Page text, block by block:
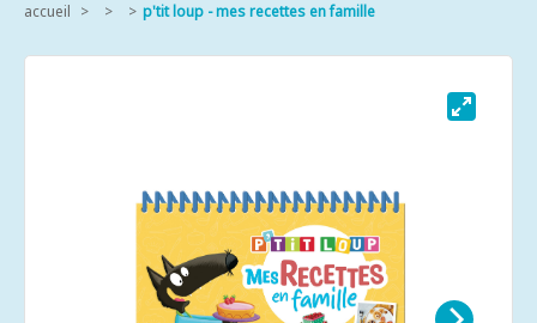
accueil p'tit loup - mes recettes en famille